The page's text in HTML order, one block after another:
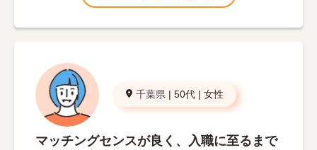
千葉県 | 50代 | 女性
マッチングセンスが良く、入職に至るまで